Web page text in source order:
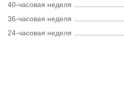
40-часовая неделя
36-часовая неделя
24-часовая неделя